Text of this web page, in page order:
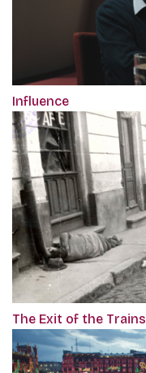
Influence
The Exit of the Trains